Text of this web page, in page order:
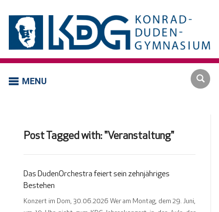
MENU
Post Tagged with: "Veranstaltung"
Das DudenOrchestra feiert sein zehnjähriges
Bestehen
Konzert im Dom, 30.06.2026 Wer am Montag, dem 29. Juni,